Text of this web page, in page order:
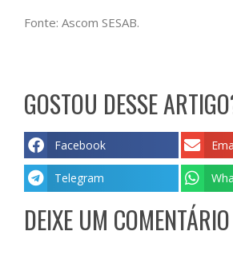
Fonte: Ascom SESAB.
GOSTOU DESSE
Facebook
Telegram
DEIXE UM COMENTÁRIO